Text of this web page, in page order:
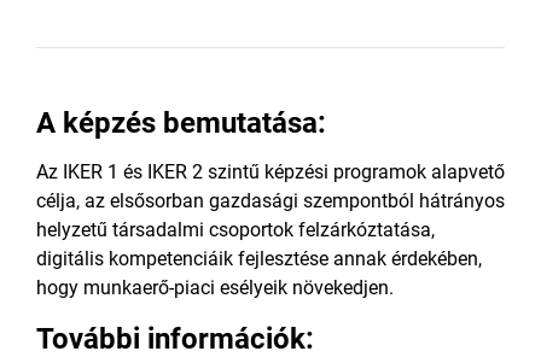
A képzés bemutatása:
Az IKER 1 és IKER 2 szintű képzési programok alapvető
célja, az elsősorban gazdasági szempontból hátrányos
helyzetű társadalmi csoportok felzárkóztatása,
digitális kompetenciáik fejlesztése annak érdekében,
hogy munkaerő-piaci esélyeik növekedjen.
További információk: